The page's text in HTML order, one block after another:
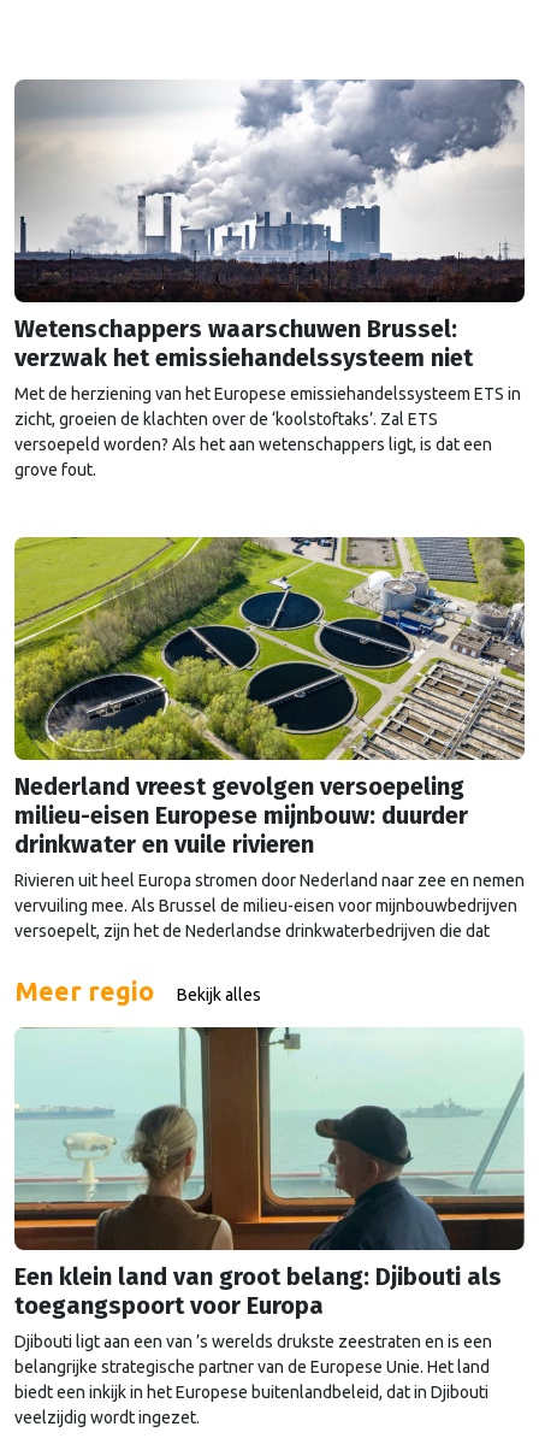
Wetenschappers waarschuwen Brussel:
verzwak het emissiehandelssysteem niet
Met de herziening van het Europese emissiehandelssysteem ETS in
zicht, groeien de klachten over de ‘koolstoftaks’. Zal ETS
versoepeld worden? Als het aan wetenschappers ligt, is dat een
grove fout.
Nederland vreest gevolgen versoepeling
milieu-eisen Europese mijnbouw: duurder
drinkwater en vuile rivieren
Rivieren uit heel Europa stromen door Nederland naar zee en nemen
vervuiling mee. Als Brussel de milieu-eisen voor mijnbouwbedrijven
versoepelt, zijn het de Nederlandse drinkwaterbedrijven die dat
Meer regio Bekijk alles
Een klein land van groot belang: Djibouti als
toegangspoort voor Europa
Djibouti ligt aan een van ’s werelds drukste zeestraten en is een
belangrijke strategische partner van de Europese Unie. Het land
biedt een inkijk in het Europese buitenlandbeleid, dat in Djibouti
veelzijdig wordt ingezet.